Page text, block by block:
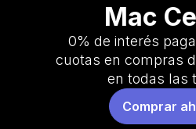
Mac
0% de interés
cuotas en compras
en todas las
Comprar